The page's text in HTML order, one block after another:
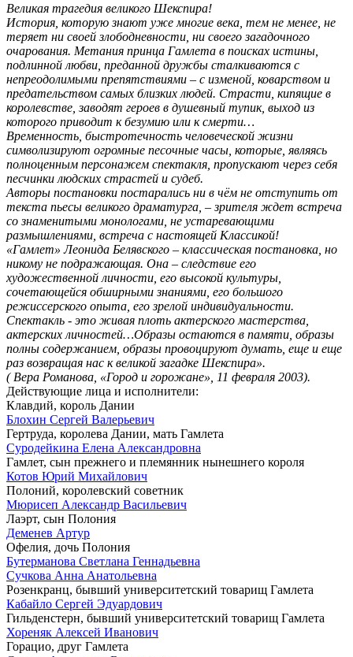
Великая трагедия великого Шекспира!
История, которую знают уже многие века, тем не менее, не
теряет ни своей злободневности, ни своего загадочного
очарования. Метания принца Гамлета в поисках истины,
подлинной любви, преданной дружбы сталкиваются с
непреодолимыми препятствиями – с изменой, коварством и
предательством самых близких людей. Страсти, кипящие в
королевстве, заводят героев в душевный тупик, выход из
которого приводит к безумию или к смерти…
Временность, быстротечность человеческой жизни
символизируют огромные песочные часы, которые, являясь
полноценным персонажем спектакля, пропускают через себя
песчинки людских страстей и судеб.
Авторы постановки постарались ни в чём не отступить от
текста пьесы великого драматурга, – зрителя ждет встреча
со знаменитыми монологами, не устаревающими
размышлениями, встреча с настоящей Классикой!
«Гамлет» Леонида Белявского – классическая постановка, но
никому не подражающая. Она – следствие его
художественной личности, его высокой культуры,
сочетающейся обширными знаниями, его большого
режиссерского опыта, его зрелой индивидуальности.
Спектакль - это живая плоть актерского мастерства,
актерских личностей…Образы остаются в памяти, образы
полны содержанием, образы провоцируют думать, еще и еще
раз возвращая нас к великой загадке Шекспира».
( Вера Романова, «Город и горожане», 11 февраля 2003).
Действующие лица и исполнители:
Клавдий, король Дании
Блохин Сергей Валерьевич
Гертруда, королева Дании, мать Гамлета
Суродейкина Елена Александровна
Гамлет, сын прежнего и племянник нынешнего короля
Котов Юрий Михайлович
Полоний, королевский советник
Мюрисеп Александр Васильевич
Лаэрт, сын Полония
Деменев Артур
Офелия, дочь Полония
Бутерманова Светлана Геннадьевна
Сучкова Анна Анатольевна
Розенкранц, бывший университетский товарищ Гамлета
Кабайло Сергей Эдуардович
Гильденстерн, бывший университетский товарищ Гамлета
Хореняк Алексей Иванович
Горацио, друг Гамлета